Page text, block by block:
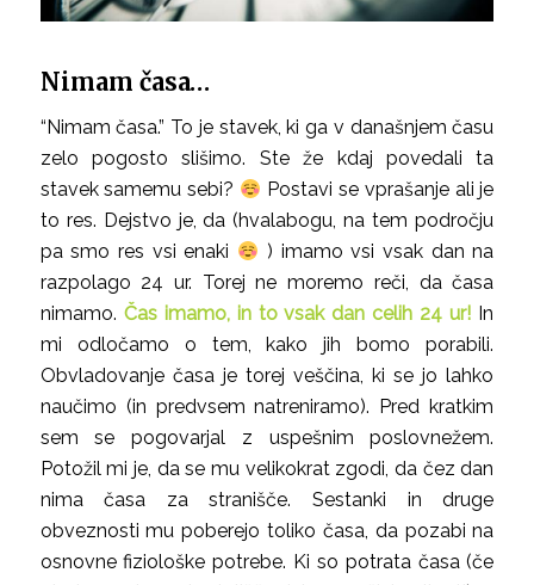
Nimam časa…
“Nimam časa.” To je stavek, ki ga v današnjem času
zelo pogosto slišimo. Ste že kdaj povedali ta
stavek samemu sebi?
Postavi se vprašanje ali je
to res. Dejstvo je, da (hvalabogu, na tem področju
pa smo res vsi enaki
) imamo vsi vsak dan na
razpolago 24 ur. Torej ne moremo reči, da časa
nimamo. Čas imamo, in to vsak dan celih 24 ur! In
mi odločamo o tem, kako jih bomo porabili.
Obvladovanje časa je torej veščina, ki se jo lahko
naučimo (in predvsem natreniramo). Pred kratkim
sem se pogovarjal z uspešnim poslovnežem.
Potožil mi je, da se mu velikokrat zgodi, da čez dan
nima časa za stranišče. Sestanki in druge
obveznosti mu poberejo toliko časa, da pozabi na
osnovne fiziološke potrebe. Ki so potrata časa (če